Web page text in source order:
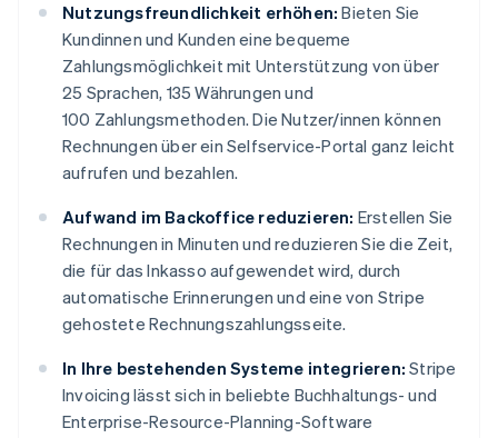
Nutzungsfreundlichkeit erhöhen: Bieten Sie
Kundinnen und Kunden eine bequeme
Zahlungsmöglichkeit mit Unterstützung von über
25 Sprachen, 135 Währungen und
100 Zahlungsmethoden. Die Nutzer/innen können
Rechnungen über ein Selfservice-Portal ganz leicht
aufrufen und bezahlen.
Aufwand im Backoffice reduzieren: Erstellen Sie
Rechnungen in Minuten und reduzieren Sie die Zeit,
die für das Inkasso aufgewendet wird, durch
automatische Erinnerungen und eine von Stripe
gehostete Rechnungszahlungsseite.
In Ihre bestehenden Systeme integrieren: Stripe
Invoicing lässt sich in beliebte Buchhaltungs- und
Enterprise-Resource-Planning-Software